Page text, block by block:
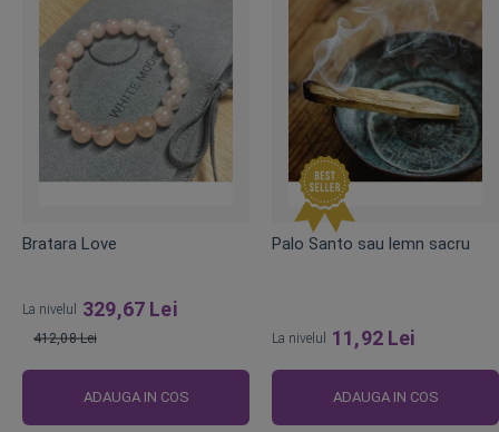
Bratara Love
La nivelul 329,67 Lei
412,08 Lei
ADAUGA IN COS
Palo Santo sau lemn sacru
La nivelul 11,92 Lei
ADAUGA IN COS